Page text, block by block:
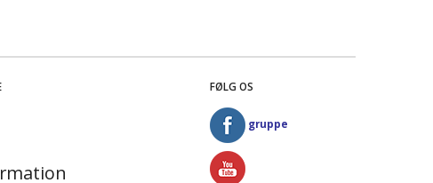
FØLG OS
gruppe